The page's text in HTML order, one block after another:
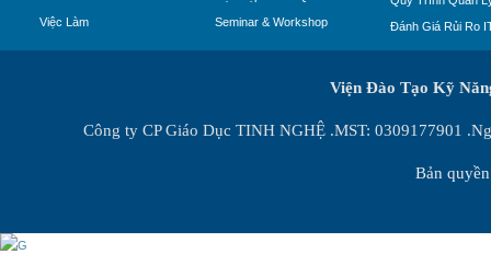
Việc Làm
Seminar & Workshop
Đánh Giá Rủi Ro
Viện Đào Tạo Kỹ
Công ty CP Giáo Dục TINH NGHỆ .MST: 0309177901
Bản